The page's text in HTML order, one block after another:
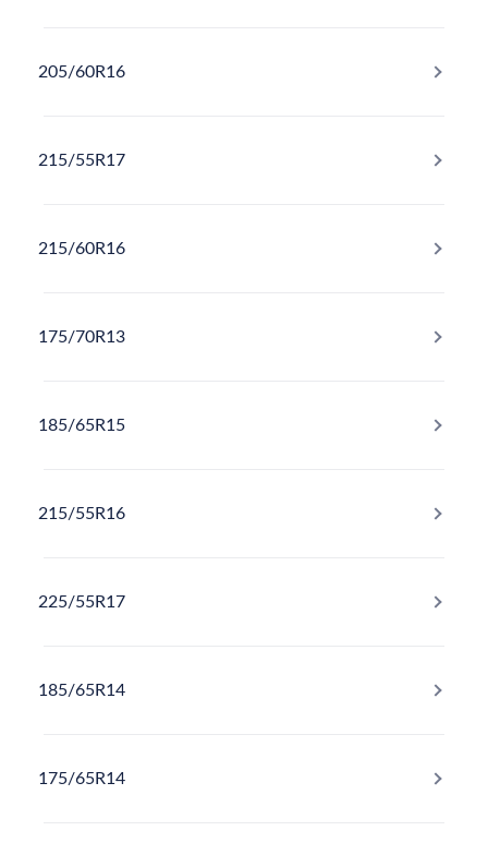
205/60R16
215/55R17
215/60R16
175/70R13
185/65R15
215/55R16
225/55R17
185/65R14
175/65R14